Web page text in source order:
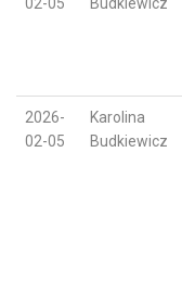
2026-
02-05
Karolina
Budkiewicz